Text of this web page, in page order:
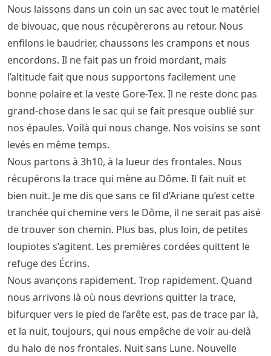
Nous laissons dans un coin un sac avec tout le matériel
de bivouac, que nous récupèrerons au retour. Nous
enfilons le baudrier, chaussons les crampons et nous
encordons. Il ne fait pas un froid mordant, mais
l’altitude fait que nous supportons facilement une
bonne polaire et la veste Gore-Tex. Il ne reste donc pas
grand-chose dans le sac qui se fait presque oublié sur
nos épaules. Voilà qui nous change. Nos voisins se sont
levés en même temps.
Nous partons à 3h10, à la lueur des frontales. Nous
récupérons la trace qui mène au Dôme. Il fait nuit et
bien nuit. Je me dis que sans ce fil d’Ariane qu’est cette
tranchée qui chemine vers le Dôme, il ne serait pas aisé
de trouver son chemin. Plus bas, plus loin, de petites
loupiotes s’agitent. Les premières cordées quittent le
refuge des Écrins.
Nous avançons rapidement. Trop rapidement. Quand
nous arrivons là où nous devrions quitter la trace,
bifurquer vers le pied de l’arête est, pas de trace par là,
et la nuit, toujours, qui nous empêche de voir au-delà
du halo de nos frontales. Nuit sans Lune. Nouvelle